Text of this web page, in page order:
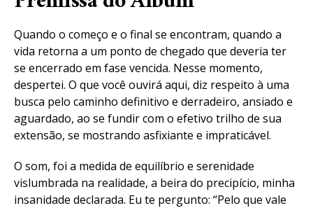
Quando o começo e o final se encontram, quando a
vida retorna a um ponto de chegado que deveria ter
se encerrado em fase vencida. Nesse momento,
despertei. O que você ouvirá aqui, diz respeito à uma
busca pelo caminho definitivo e derradeiro, ansiado e
aguardado, ao se fundir com o efetivo trilho de sua
extensão, se mostrando asfixiante e impraticável.
O som, foi a medida de equilíbrio e serenidade
vislumbrada na realidade, a beira do precipício, minha
insanidade declarada. Eu te pergunto: “Pelo que vale